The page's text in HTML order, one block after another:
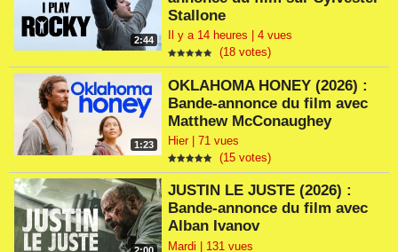
2:44
Stallone
Il y a 14 heures | 4 vues
(18 votes)
1:23
OKLAHOMA HONEY (2026) :
Bande-annonce du film avec
Matthew McConaughey
Hier | 71 vues
(15 votes)
JUSTIN LE JUSTE (2026) :
Bande-annonce du film avec
Alban Ivanov
Mardi | 131 vues